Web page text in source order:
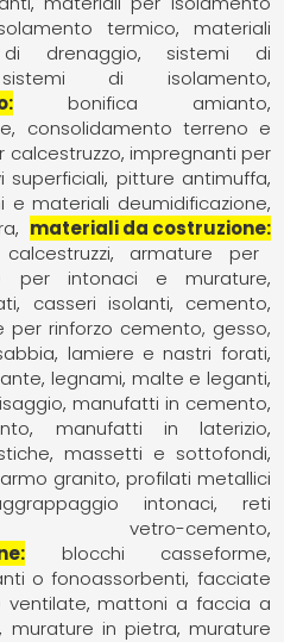
termico
materiali
drenaggio
sistemi di
sistemi di isolamento
bonifica amianto
consolidamento terreno e
calcestruzzo impregnanti per
superficiali pitture antimuffa
e materiali deumidificazione
materiali da costruzione
armature per
per intonaci e murature
casseri isolanti
cemento
per rinforzo cemento, gesso,
lamiere e nastri forati
legnami malte e leganti
manufatti in cemento
manufatti in laterizio
massetti e sottofondi
granito profilati metallici
intonaci
reti
vetro-cemento
blocchi casseforme
o fonoassorbenti facciate
ventilate mattoni a faccia a
murature in pietra murature